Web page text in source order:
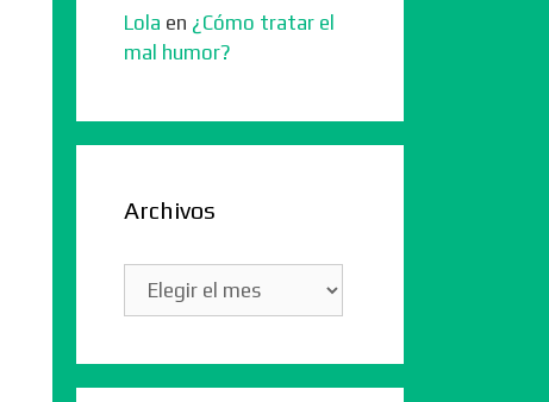
Lola en ¿Cómo tratar el
mal humor?
Archivos
Archivos